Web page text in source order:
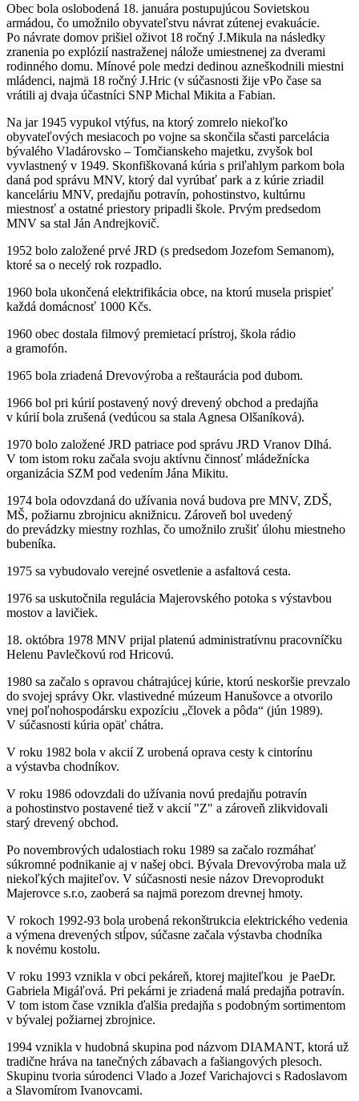
Obec bola oslobodená 18. januára postupujúcou Sovietskou
armádou, čo umožnilo obyvateľstvu návrat zútenej evakuácie.
Po návrate domov prišiel oživot 18 ročný J.Mikula na následky
zranenia po explózií nastraženej nálože umiestnenej za dverami
rodinného domu. Mínové pole medzi dedinou azneškodnili miestni
mládenci, najmä 18 ročný J.Hric (v súčasnosti žije vPo čase sa
vrátili aj dvaja účastníci SNP Michal Mikita a Fabian.
Na jar 1945 vypukol vtýfus, na ktorý zomrelo niekoľko
obyvateľových mesiacoch po vojne sa skončila sčasti parcelácia
bývalého Vladárovsko – Tomčianskeho majetku, zvyšok bol
vyvlastnený v 1949. Skonfiškovaná kúria s priľahlym parkom bola
daná pod správu MNV, ktorý dal vyrúbať park a z kúrie zriadil
kanceláriu MNV, predajňu potravín, pohostinstvo, kultúrnu
miestnosť a ostatné priestory pripadli škole. Prvým predsedom
MNV sa stal Ján Andrejkovič.
1952 bolo založené prvé JRD (s predsedom Jozefom Semanom),
ktoré sa o necelý rok rozpadlo.
1960 bola ukončená elektrifikácia obce, na ktorú musela prispieť
každá domácnosť 1000 Kčs.
1960 obec dostala filmový premietací prístroj, škola rádio
a gramofón.
1965 bola zriadená Drevovýroba a reštaurácia pod dubom.
1966 bol pri kúrií postavený nový drevený obchod a predajňa
v kúrií bola zrušená (vedúcou sa stala Agnesa Olšaníková).
1970 bolo založené JRD patriace pod správu JRD Vranov Dlhá.
V tom istom roku začala svoju aktívnu činnosť mládežnícka
organizácia SZM pod vedením Jána Mikitu.
1974 bola odovzdaná do užívania nová budova pre MNV, ZDŠ,
MŠ, požiarnu zbrojnicu aknižnicu. Zároveň bol uvedený
do prevádzky miestny rozhlas, čo umožnilo zrušiť úlohu miestneho
bubeníka.
1975 sa vybudovalo verejné osvetlenie a asfaltová cesta.
1976 sa uskutočnila regulácia Majerovského potoka s výstavbou
mostov a lavičiek.
18. októbra 1978 MNV prijal platenú administratívnu pracovníčku
Helenu Pavlečkovú rod Hricovú.
1980 sa začalo s opravou chátrajúcej kúrie, ktorú neskoršie prevzalo
do svojej správy Okr. vlastivedné múzeum Hanušovce a otvorilo
vnej poľnohospodársku expozíciu „človek a pôda“ (jún 1989).
V súčasnosti kúria opäť chátra.
V roku 1982 bola v akcií Z urobená oprava cesty k cintorínu
a výstavba chodníkov.
V roku 1986 odovzdali do užívania novú predajňu potravín
a pohostinstvo postavené tiež v akcií "Z" a zároveň zlikvidovali
starý drevený obchod.
Po novembrových udalostiach roku 1989 sa začalo rozmáhať
súkromné podnikanie aj v našej obci. Bývala Drevovýroba mala už
niekoľkých majiteľov. V súčasnosti nesie názov Drevoprodukt
Majerovce s.r.o, zaoberá sa najmä porezom drevnej hmoty.
V rokoch 1992-93 bola urobená rekonštrukcia elektrického vedenia
a výmena drevených stĺpov, súčasne začala výstavba chodníka
k novému kostolu.
V roku 1993 vznikla v obci pekáreň, ktorej majiteľkou je PaeDr.
Gabriela Migáľová. Pri pekárni je zriadená malá predajňa potravín.
V tom istom čase vznikla ďalšia predajňa s podobným sortimentom
v bývalej požiarnej zbrojnice.
1994 vznikla v hudobná skupina pod názvom DIAMANT, ktorá už
tradične hráva na tanečných zábavach a fašiangových plesoch.
Skupinu tvoria súrodenci Vlado a Jozef Varichajovci s Radoslavom
a Slavomírom Ivanovcami.